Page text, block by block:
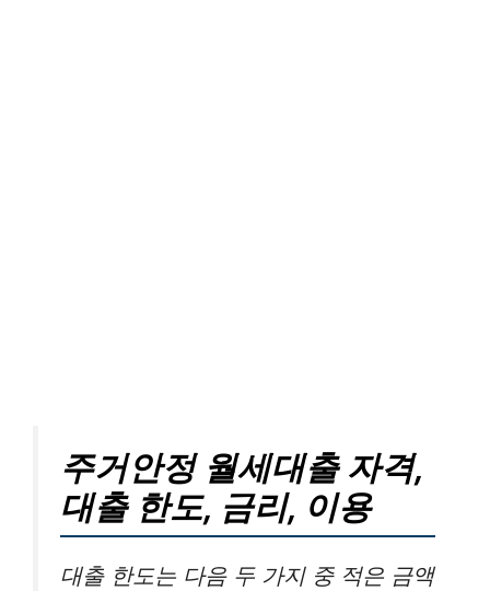
주거안정 월세대출 자격,
대출 한도, 금리, 이용
대출 한도는 다음 두 가지 중 적은 금액